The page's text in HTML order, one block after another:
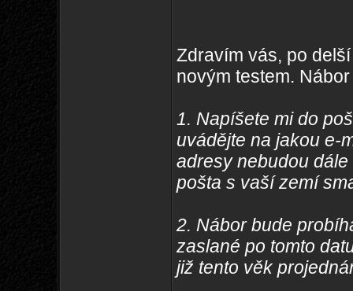
Zdravím vás, po
novým testem.
1. Napíšete mi do
uvádějte na jakou e-
adresy nebudou
pošta s vaší zemí
2. Nábor bude
zaslané po tomto
již tento věk